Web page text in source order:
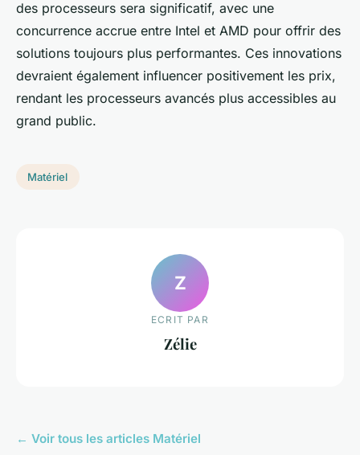
des processeurs sera significatif, avec une
concurrence accrue entre Intel et AMD pour offrir des
solutions toujours plus performantes. Ces innovations
devraient également influencer positivement les prix,
rendant les processeurs avancés plus accessibles au
grand public.
Matériel
Z
ECRIT PAR
Zélie
← Voir tous les articles Matériel